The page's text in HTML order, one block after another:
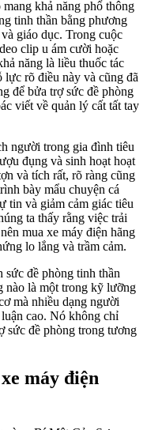
khả năng phổ thông
tinh thần bằng phương
giáo dục. Trong cuộc
clip u ám cười hoặc
năng là liều thuốc tác
lực rõ điều này và cũng đã
để bửa trợ sức đề phòng
viết về quản lý cất tất tay
người trong gia đình tiêu
đụng và sinh hoạt hoạt
và tích rất, rõ ràng cũng
bày mẩu chuyện cá
tin và giảm cảm giác tiêu
ta thấy rằng việc trải
mua xe máy điện hãng
lo lắng và trầm cảm.
sức đề phòng tinh thần
nào là một trong kỹ lưỡng
mà nhiều dạng người
cao. Nó không chỉ
sức đề phòng trong tương
máy điện